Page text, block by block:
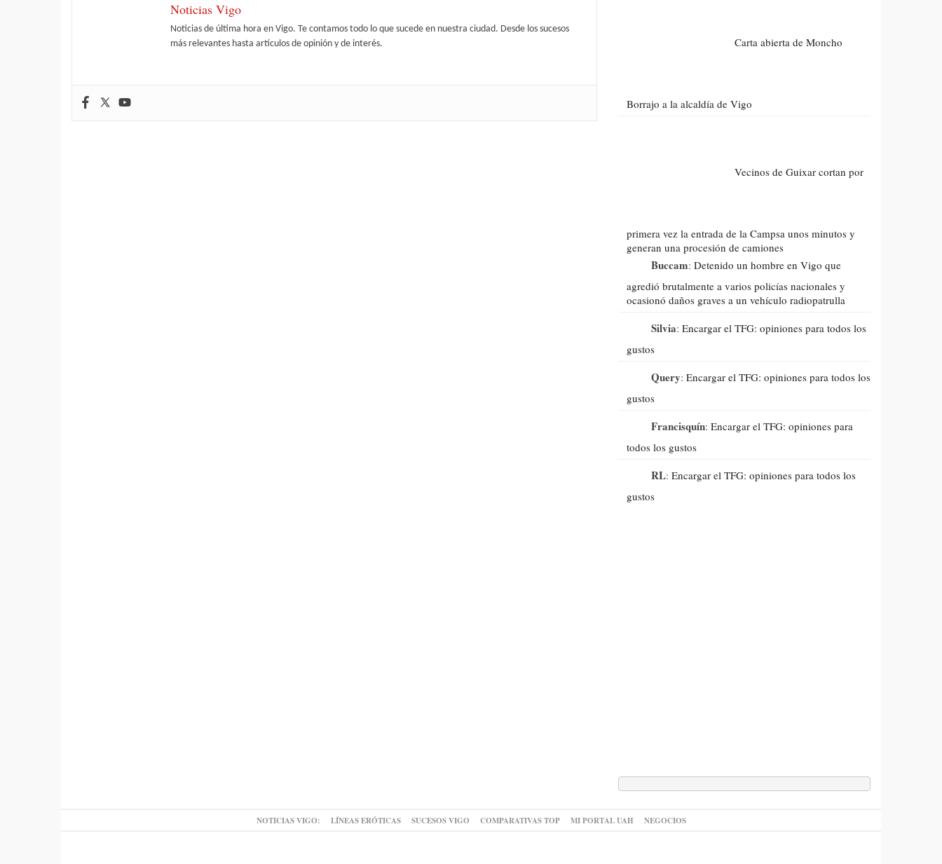
Noticias Vigo
Noticias de última hora en Vigo. Te contamos todo lo que sucede en nuestra ciudad. Desde los sucesos
más relevantes hasta artículos de opinión y de interés.
Carta abierta de Moncho
Borrajo a la alcaldía de Vigo
Vecinos de Guixar cortan por
primera vez la entrada de la Campsa unos minutos y
generan una procesión de camiones
Buccam: Detenido un hombre en Vigo que
agredió brutalmente a varios policías nacionales y
ocasionó daños graves a un vehículo radiopatrulla
Silvia: Encargar el TFG: opiniones para todos los
gustos
Query: Encargar el TFG: opiniones para todos los
gustos
Francisquín: Encargar el TFG: opiniones para
todos los gustos
RL: Encargar el TFG: opiniones para todos los
gustos
NOTICIAS VIGO: LÍNEAS ERÓTICAS SUCESOS VIGO COMPARATIVAS TOP MI PORTAL UAH NEGOCIOS